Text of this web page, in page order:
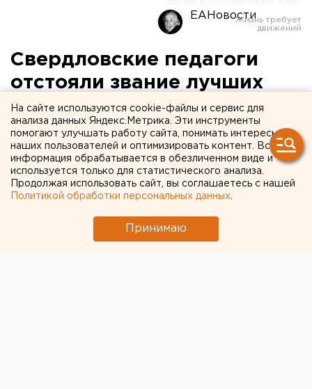
ЕАНовости
Свердловские педагоги
отстояли звание лучших
специалистов в стране
На сайте используются cookie-файлы и сервис для
анализа данных Яндекс.Метрика. Эти инструменты
помогают улучшать работу сайта, понимать интересы
наших пользователей и оптимизировать контент. Вся
информация обрабатывается в обезличенном виде и
используется только для статистического анализа.
Продолжая использовать сайт, вы соглашаетесь с нашей
Политикой обработки персональных данных
Принимаю